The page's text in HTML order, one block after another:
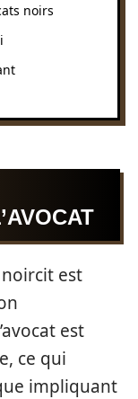
noirs
est
est
ce qui
impliquant